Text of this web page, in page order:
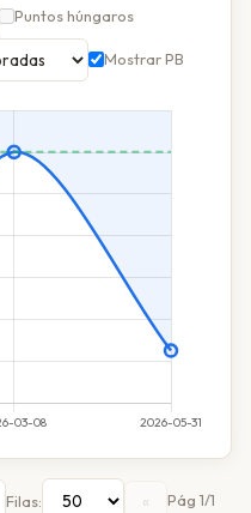
Puntos húngaros
Mostrar PB
Filas: « Pág 1/1